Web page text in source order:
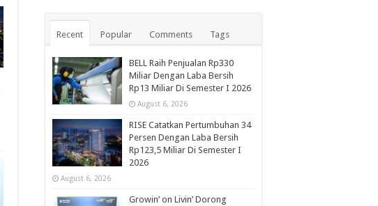
Recent Popular Comments Tags
BELL Raih Penjualan Rp330
Miliar Dengan Laba Bersih
Rp13 Miliar Di Semester I 2026
August 6, 2026
RISE Catatkan Pertumbuhan 34
Persen Dengan Laba Bersih
Rp123,5 Miliar Di Semester I
2026
August 6, 2026
Growin’ on Livin’ Dorong